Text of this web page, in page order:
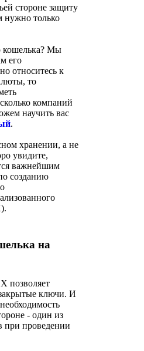
стороне защиту
нужно только
кошелька? Мы
его
относитесь к
то
компаний
научить вас
.
хранении, а не
увидите,
важнейшим
созданию
на
позволяет
ключи. И
- один из
при проведении